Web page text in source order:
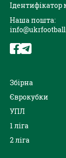
Ідентифікатор
Наша пошта:
Збірна
Єврокубки
УПЛ
1 ліга
2 ліга